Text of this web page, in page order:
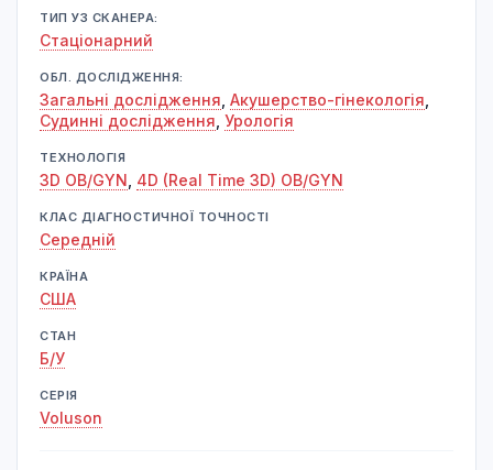
ТИП УЗ СКАНЕРА:
Cтаціонарний
ОБЛ. ДОСЛІДЖЕННЯ:
Загальні дослідження Акушерство-гінекологія
Судинні дослідження Урологія
ТЕХНОЛОГІЯ
3D OB/GYN 4D (Real Time 3D) OB/GYN
КЛАС ДІАГНОСТИЧНОЇ ТОЧНОСТІ
Середній
КРАЇНА
США
СТАН
Б/У
СЕРІЯ
Voluson